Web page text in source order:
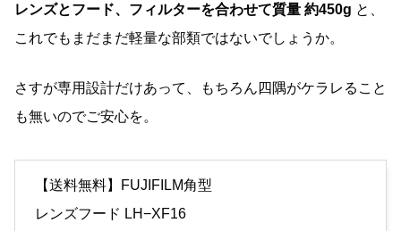
レンズとフード、フィルターを合わせて質量 約450g と、
これでもまだまだ軽量な部類ではないでしょうか。
さすが専用設計だけあって、もちろん四隅がケラレること
も無いのでご安心を。
【送料無料】FUJIFILM角型
レンズフード LH−XF16